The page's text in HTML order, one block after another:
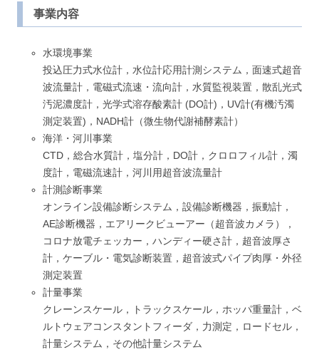
事業内容
水環境事業
投込圧力式水位計，水位計応用計測システム，面速式超音
波流量計，電磁式流速・流向計，水質監視装置，散乱光式
汚泥濃度計，光学式溶存酸素計 (DO計)，UV計(有機汚濁
測定装置)，NADH計（微生物代謝補酵素計）
海洋・河川事業
CTD，総合水質計，塩分計，DO計，クロロフィル計，濁
度計，電磁流速計，河川用超音波流量計
計測診断事業
オンライン設備診断システム，設備診断機器，振動計，
AE診断機器，エアリークビューアー（超音波カメラ），
コロナ放電チェッカー，ハンディー硬さ計，超音波厚さ
計，ケーブル・電気診断装置，超音波式パイプ肉厚・外径
測定装置
計量事業
クレーンスケール，トラックスケール，ホッパ重量計，ベ
ルトウェアコンスタントフィーダ，力測定，ロードセル，
計量システム，その他計量システム